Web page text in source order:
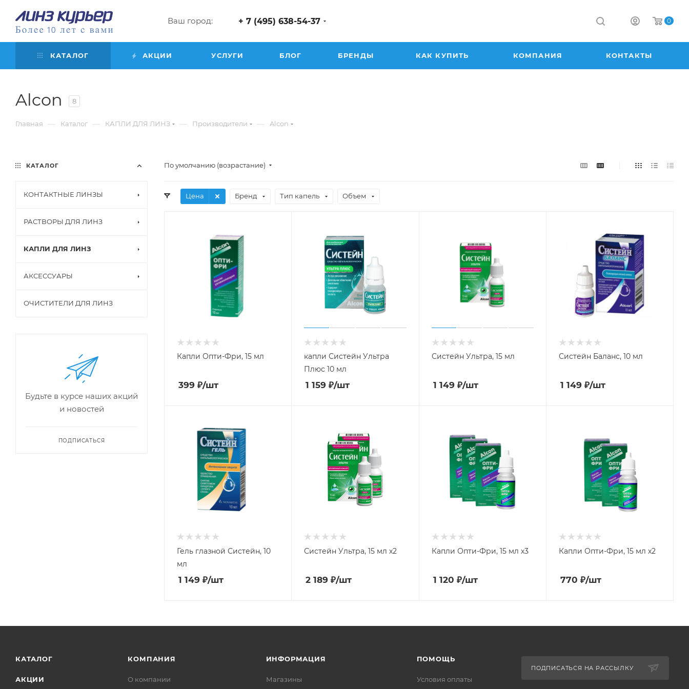
Ваш город: + 7 (495) 638-54-37 0
КАТАЛОГ АКЦИИ УСЛУГИ БЛОГ БРЕНДЫ КАК КУПИТЬ КОМПАНИЯ КОНТАКТЫ
Alcon 8
Главная — Каталог — КАПЛИ ДЛЯ ЛИНЗ — Производители — Alcon
По умолчанию (возрастание)
Цена Бренд Тип капель Объем
Капли Опти-Фри, 15 мл
399 ₽/шт
капли Систейн Ультра
Плюс 10 мл
1 159 ₽/шт
Систейн Ультра, 15 мл
1 149₽/шт
Систейн Баланс, 10 мл
1 149₽/шт
Гель глазной Систейн, 10
мл
1 149 ₽/шт
Систейн Ультра, 15 мл х2
2 189 ₽/шт
Капли Опти-Фри, 15 мл х3
1 120 ₽/шт
Капли Опти-Фри, 15 мл х2
770 ₽/шт
КАТАЛОГ
КОНТАКТНЫЕ ЛИНЗЫ
РАСТВОРЫ ДЛЯ ЛИНЗ
КАПЛИ ДЛЯ ЛИНЗ
АКСЕССУАРЫ
ОЧИСТИТЕЛИ ДЛЯ ЛИНЗ
Будьте в курсе наших акций
и новостей
ПОДПИСАТЬСЯ
КАТАЛОГ
АКЦИИ
КОМПАНИЯ
О компании
ИНФОРМАЦИЯ
Магазины
ПОМОЩЬ
Условия оплаты
ПОДПИСАТЬСЯ НА РАССЫЛКУ